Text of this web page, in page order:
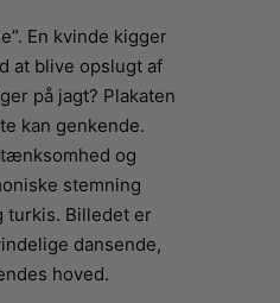
En kvinde kigger
at blive opslugt af
på jagt? Plakaten
kan genkende.
og
stemning
turkis. Billedet er
dansende,
hoved.